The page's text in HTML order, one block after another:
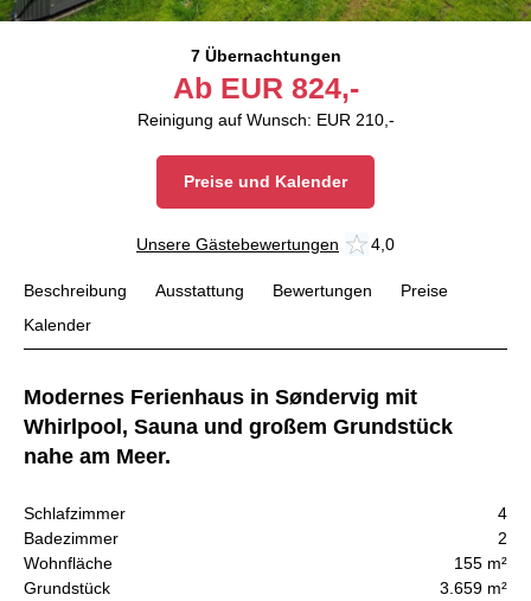
7 Übernachtungen
Ab EUR 824,-
Reinigung auf Wunsch: EUR 210,-
Preise und Kalender
Unsere Gästebewertungen 4,0
Beschreibung Ausstattung Bewertungen
Preise
Kalender
Modernes Ferienhaus in Søndervig mit
Whirlpool, Sauna und großem Grundstück
nahe am Meer.
Schlafzimmer
4
Badezimmer
2
Wohnfläche
155 m²
Grundstück
3.659 m²